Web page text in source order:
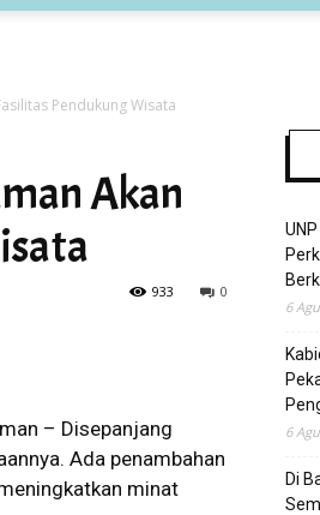
Time
Pendukung Wisata
Akan
0
933
– Disepanjang
Ada penambahan
minat
6
6
Di